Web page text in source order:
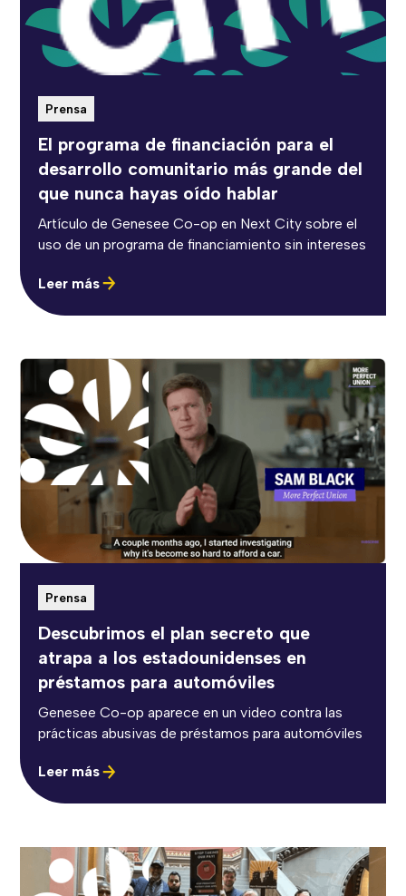
Prensa
El programa de financiación para el
desarrollo comunitario más grande del
que nunca hayas oído hablar
Artículo de Genesee Co-op en Next City sobre el
uso de un programa de financiamiento sin intereses
Leer más
Prensa
Descubrimos el plan secreto que
atrapa a los estadounidenses en
préstamos para automóviles
Genesee Co-op aparece en un video contra las
prácticas abusivas de préstamos para automóviles
Leer más